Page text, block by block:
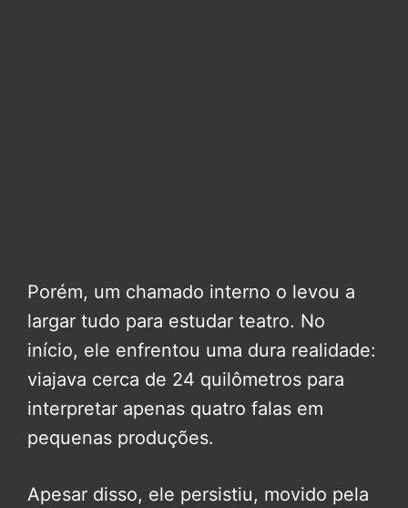
Porém, um chamado interno o levou a
largar tudo para estudar teatro. No
início, ele enfrentou uma dura realidade:
viajava cerca de 24 quilômetros para
interpretar apenas quatro falas em
pequenas produções.
Apesar disso, ele persistiu, movido pela